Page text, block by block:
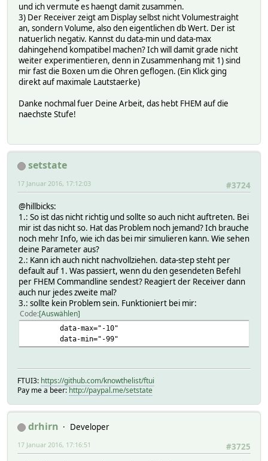
und ich vermute es haengt damit zusammen.
3) Der Receiver zeigt am Display selbst nicht Volumestraight
an, sondern Volume, also den eigentlichen db Wert. Der ist
natuerlich negativ. Kannst du data-min und data-max
dahingehend kompatibel machen? Ich will damit grade nicht
weiter experimentieren, denn in Zusammenhang mit 1) sind
mir fast die Boxen um die Ohren geflogen. (Ein Klick ging
direkt auf maximale Lautstaerke)
Danke nochmal fuer Deine Arbeit, das hebt FHEM auf die
naechste Stufe!
setstate
#3724
17 Januar 2016, 17:12:03
@hillbicks:
1.: So ist das nicht richtig und sollte so auch nicht auftreten. Bei
mir ist das nicht so. Hat das Problem noch jemand? Ich brauche
noch mehr Info, wie ich das bei mir simulieren kann. Wie sehen
deine Parameter aus?
2.: Kann ich auch nicht nachvollziehen. data-step steht per
default auf 1. Was passiert, wenn du den gesendeten Befehl
per FHEM Commandline sendest? Reagiert der Receiver dann
auch nur jedes zweite mal?
3.: sollte kein Problem sein. Funktioniert bei mir:
Code Auswählen
data-max="-10"
data-min="-99"
FTUI3: https://github.com/knowthelist/ftui
Pay me a beer: http://paypal.me/setstate
drhirn
Developer
#3725
17 Januar 2016, 17:16:51